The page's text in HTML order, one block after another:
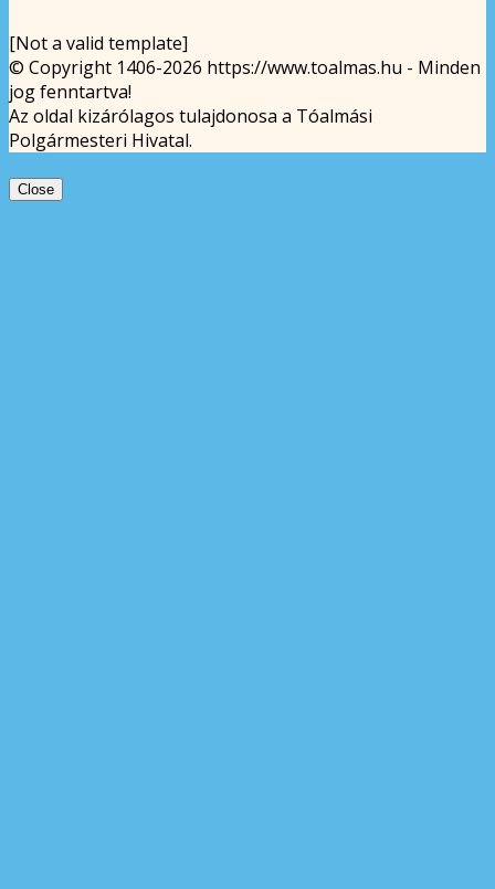
[Not a valid template]
© Copyright 1406-2026 https://www.toalmas.hu - Minden
jog fenntartva!
Az oldal kizárólagos tulajdonosa a Tóalmási
Polgármesteri Hivatal.
Close